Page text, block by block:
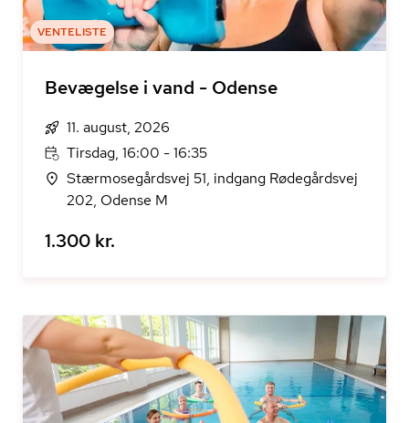
VENTELISTE
Bevægelse i vand - Odense
11. august, 2026
Tirsdag, 16:00 - 16:35
Stærmosegårdsvej 51, indgang Rødegårdsvej
202, Odense M
1.300 kr.